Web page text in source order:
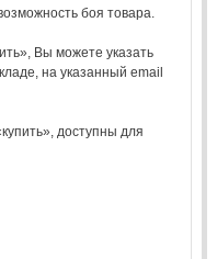
боя товара.
Вы можете указать
на указанный email
доступны для